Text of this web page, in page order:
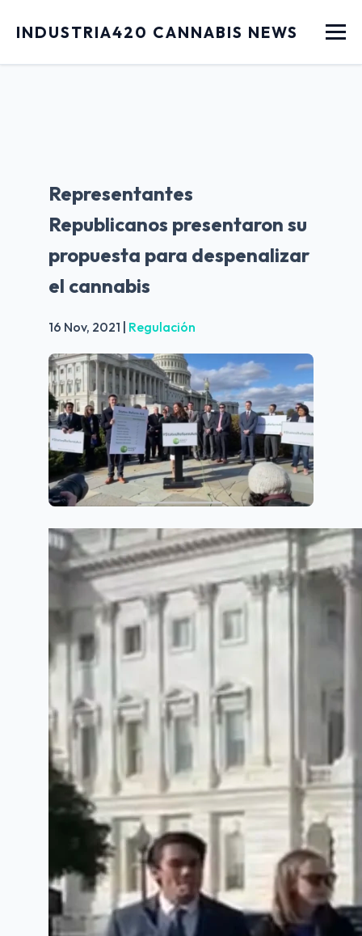
INDUSTRIA420 CANNABIS NEWS Menu
Representantes
Republicanos presentaron su
propuesta para despenalizar
el cannabis
16 Nov, 2021 | Regulación